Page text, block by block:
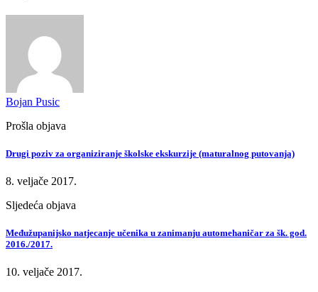
Bojan Pusic
Prošla objava
Drugi poziv za organiziranje školske ekskurzije (maturalnog putovanja)
8. veljače 2017.
Sljedeća objava
Međužupanijsko natjecanje učenika u zanimanju automehaničar za šk. god.
2016./2017.
10. veljače 2017.